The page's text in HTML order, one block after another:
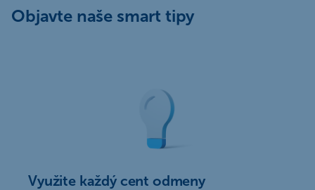
Objavte naše smart tipy
Využite každý cent odmeny